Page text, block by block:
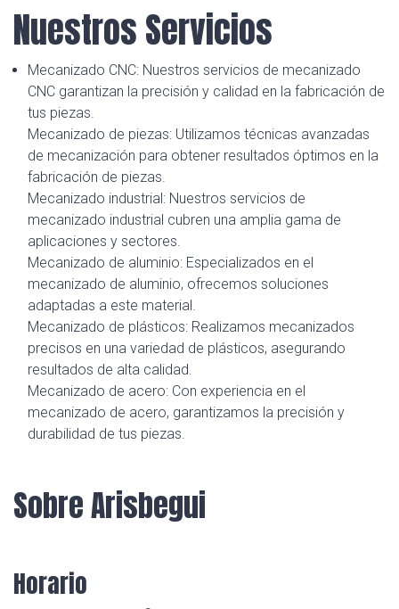
Nuestros Servicios
Mecanizado CNC: Nuestros servicios de mecanizado
CNC garantizan la precisión y calidad en la fabricación de
tus piezas.
Mecanizado de piezas: Utilizamos técnicas avanzadas
de mecanización para obtener resultados óptimos en la
fabricación de piezas.
Mecanizado industrial: Nuestros servicios de
mecanizado industrial cubren una amplia gama de
aplicaciones y sectores.
Mecanizado de aluminio: Especializados en el
mecanizado de aluminio, ofrecemos soluciones
adaptadas a este material.
Mecanizado de plásticos: Realizamos mecanizados
precisos en una variedad de plásticos, asegurando
resultados de alta calidad.
Mecanizado de acero: Con experiencia en el
mecanizado de acero, garantizamos la precisión y
durabilidad de tus piezas.
Sobre Arisbegui
Horario